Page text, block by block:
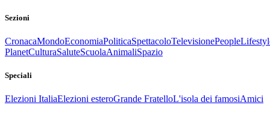
Sezioni
CronacaMondoEconomiaPoliticaSpettacoloTelevisionePeople
PlanetCulturaSaluteScuolaAnimaliSpazio
Speciali
Elezioni ItaliaElezioni esteroGrande FratelloL'isola dei famosiAmici